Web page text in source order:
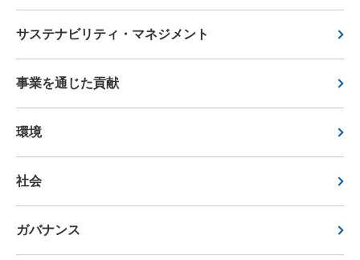
サステナビリティ・マネジメント
事業を通じた貢献
環境
社会
ガバナンス